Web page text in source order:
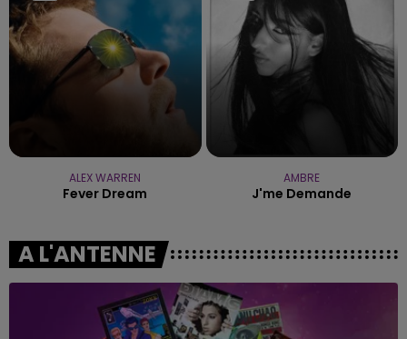
ALEX WARREN
Fever Dream
AMBRE
J'me Demande
A L'ANTENNE